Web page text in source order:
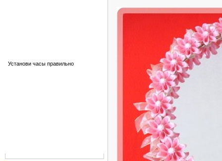
Установи часы правильно